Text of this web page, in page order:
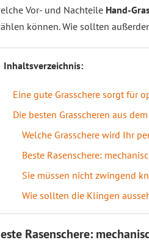
Vor- und Nachteile Hand-
können. Wie sollten
Inhaltsverzeichnis:
Eine gute Grasschere sorgt für
Die besten Grasscheren aus
Welche Grasschere wird Ihr
Beste Rasenschere:
Sie müssen nicht zwingend
Wie sollten die Klingen
Rasenschere: